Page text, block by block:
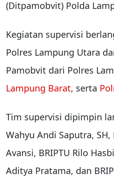
(Ditpamobvit) Polda
Kegiatan supervisi
Polres Lampung Utara
Pamobvit dari Polres
Lampung Barat, serta
Tim supervisi dipimpin
Wahyu Andi Saputra,
Avansi, BRIPTU Rilo
Aditya Pratama, dan